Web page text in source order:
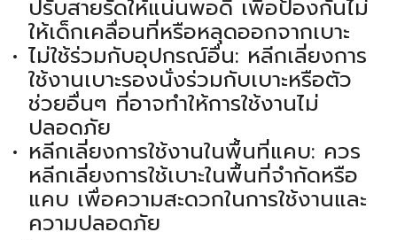
ปรับสายรัดให้แน่นพอดี เพื่อป้องกันไม่
ให้เด็กเคลื่อนที่หรือหลุดออกจากเบาะ
ไม่ใช้ร่วมกับอุปกรณ์อื่น: หลีกเลี่ยงการ
ใช้งานเบาะรองนั่งร่วมกับเบาะหรือตัว
ช่วยอื่นๆ ที่อาจทำให้การใช้งานไม่
ปลอดภัย
หลีกเลี่ยงการใช้งานในพื้นที่แคบ: ควร
หลีกเลี่ยงการใช้เบาะในพื้นที่จำกัดหรือ
แคบ เพื่อความสะดวกในการใช้งานและ
ความปลอดภัย